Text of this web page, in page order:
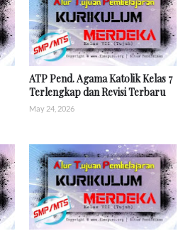
ATP Pend. Agama Katolik Kelas 7
Terlengkap dan Revisi Terbaru
May 24, 2026